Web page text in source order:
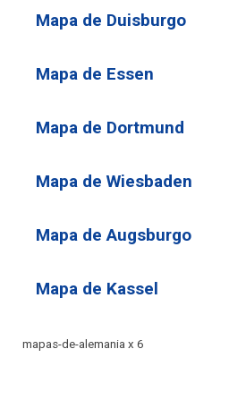
Mapa de Duisburgo
Mapa de Essen
Mapa de Dortmund
Mapa de Wiesbaden
Mapa de Augsburgo
Mapa de Kassel
mapas-de-alemania x 6